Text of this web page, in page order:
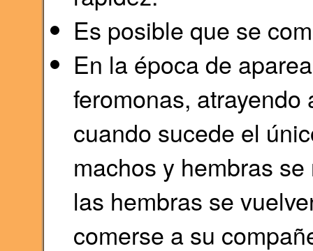
Es posible que se
En la época de
feromonas,
cuando sucede el
machos y hembras
las hembras se
comerse a su